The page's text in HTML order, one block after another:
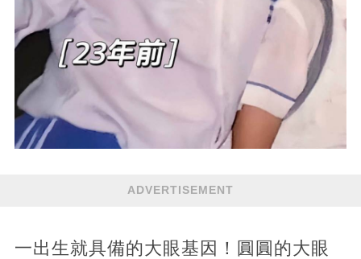
ADVERTISEMENT
一出生就具備的大眼基因！圓圓的大眼